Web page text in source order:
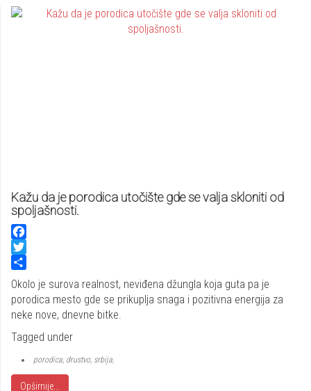
Kažu da je porodica utočište gde se valja skloniti od
spoljašnosti.
Facebook
Twitter
Share
Okolo je surova realnost, neviđena džungla koja guta pa je
porodica mesto gde se prikuplja snaga i pozitivna energija za
neke nove, dnevne bitke.
Tagged under
porodica, drustvo, srbija,
Opširnije...